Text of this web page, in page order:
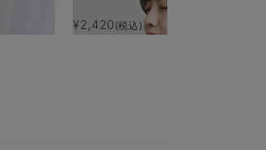
¥2,420 (税込)